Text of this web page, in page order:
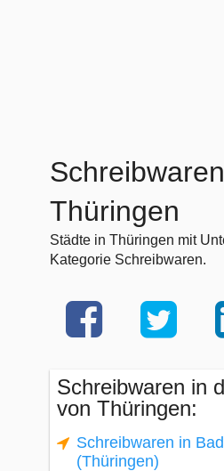
Thüringen
Städte in Thüringen mit
Kategorie Schreibwaren.
Schreibwaren in
von Thüringen:
Schreibwaren in
(Thüringen)